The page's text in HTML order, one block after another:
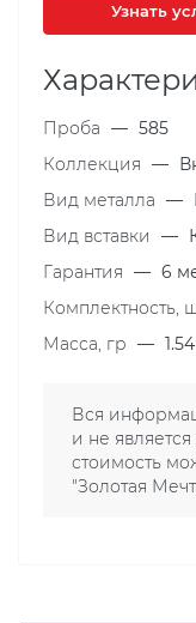
Узнать
Проба — 585
Коллекция —
Вид металла —
Вид вставки
—
Гарантия — 6
Комплектность,
Масса, гр — 1.54
Вся
и не
стоимость
"Золотая